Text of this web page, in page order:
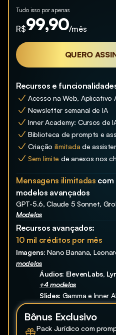
Tudo isso por apenas
R$99,90/mês
QUERO
Recursos e
Acesso na Web, Aplicativo
Newsletter semanal de IA
Inner Academy: Cursos de
Biblioteca de prompts e
Criação ilimitada de
Sem limite de anexos nos
Mensagens ilimitadas com
modelos avançados
GPT-5.6, Claude 5 Sonnet,
Modelos
Recursos avançados:
10 mil créditos por mês
Imagens: Nano Banana,
modelos
Áudios: ElevenLabs,
+4 modelos
Slides: Gamma e Inner AI
Bônus Exclusivo
Pack Jurídico com